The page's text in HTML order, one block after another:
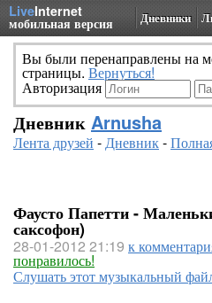
LiveInternet
мобильная версия Дневники
Вы были перенаправлены на
страницы. Вернуться!
Авторизация
Дневник Arnusha
Лента друзей -Дневник-
Фаусто Папетти -
саксофон)
28-01-2012 21:19 к
понравилось!
Слушать этот музыкальный